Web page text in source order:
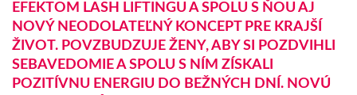
EFEKTOM LASH LIFTINGU A SPOLU S ŇOU AJ
NOVÝ NEODOLATEĽNÝ KONCEPT PRE KRAJŠÍ
ŽIVOT. POVZBUDZUJE ŽENY, ABY SI POZDVIHLI
SEBAVEDOMIE A SPOLU S NÍM ZÍSKALI
POZITÍVNU ENERGIU DO BEŽNÝCH DNÍ. NOVÚ